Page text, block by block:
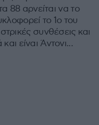
88 αρνείται να το
το 1ο του
συνθέσεις και
είναι Άντονι...